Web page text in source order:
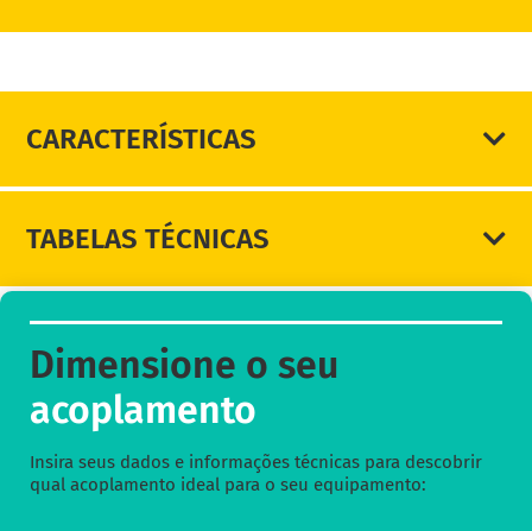
DIMENSIONE SEU ACOPLAMENTO
CARACTERÍSTICAS
TABELAS TÉCNICAS
Dimensione o seu
acoplamento
Insira seus dados e informações técnicas para descobrir
qual acoplamento ideal para o seu equipamento: